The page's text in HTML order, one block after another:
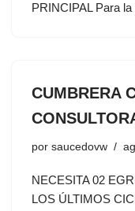
PRINCIPAL Para
CUMBRERA
por saucedovw
NECESITA 02
LOS ÚLTIMOS